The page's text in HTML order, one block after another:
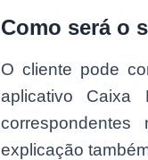
Como será o
O cliente pode
aplicativo Caixa
explicação